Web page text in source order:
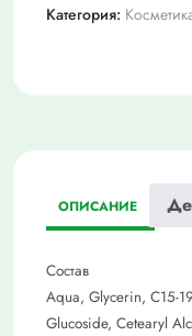
Категория:
ОПИСАНИЕ
Состав
Aqua, Glycerin, C15-
Glucoside, Cetearyl